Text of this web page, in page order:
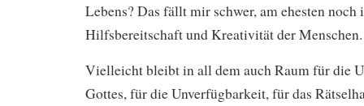
Lebens? Das fällt mir schwer, am ehesten noch
Hilfsbereitschaft und Kreativität der Menschen.
Vielleicht bleibt in all dem auch Raum für die
Gottes, für die Unverfügbarkeit, für das